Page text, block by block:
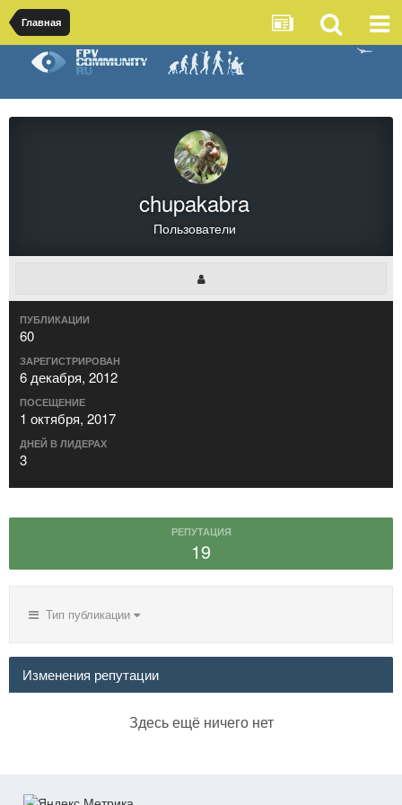
Главная
chupakabra
Пользователи
ПУБЛИКАЦИИ
60
ЗАРЕГИСТРИРОВАН
6 декабря, 2012
ПОСЕЩЕНИЕ
1 октября, 2017
ДНЕЙ В ЛИДЕРАХ
3
РЕПУТАЦИЯ
19
Тип публикации
Изменения репутации
Здесь ещё ничего нет